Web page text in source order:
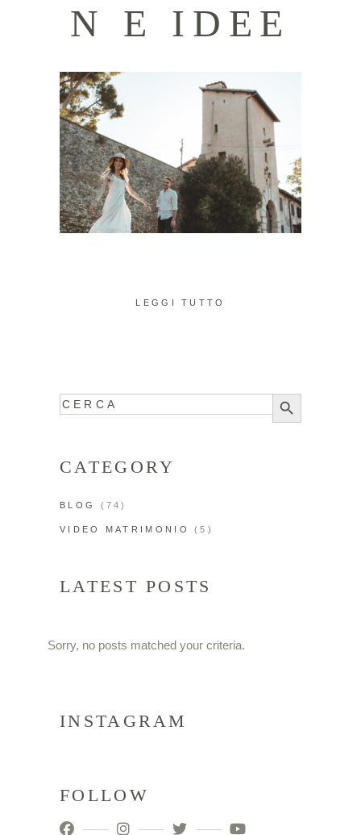
N E IDEE
LEGGI TUTTO
Search
for:
Search
Button
CATEGORY
BLOG (74)
VIDEO MATRIMONIO (5)
LATEST POSTS
Sorry, no posts matched your criteria.
INSTAGRAM
FOLLOW